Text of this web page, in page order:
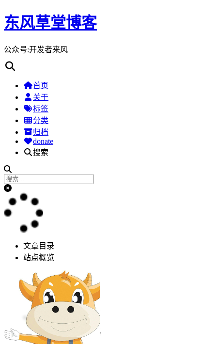
东风草堂博客
公众号:开发者来风
首页
关于
标签
分类
归档
donate
搜索
文章目录
站点概览